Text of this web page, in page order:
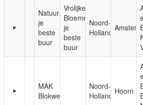
Natuur,
je
beste
buur
Vrolijke
Bloemenweide/Natuur,
je
beste
buur
Noord-
Holland
MAK
Blokweer
Noord-
Holland Hoorn